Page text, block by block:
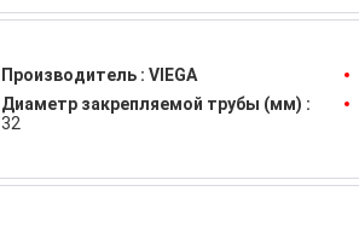
Производитель : VIEGA
Диаметр закрепляемой трубы (мм) :
32